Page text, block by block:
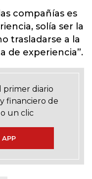
compañías es
solía ser la
trasladarse a la
de experiencia”.
primer diario
financiero de
un clic
APP